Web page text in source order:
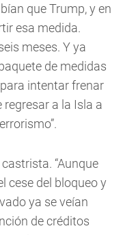
que Trump, y en
esa medida.
meses. Y ya
de medidas
intentar frenar
regresar a la Isla a
“Aunque
cese del bloqueo y
ya se veían
de créditos